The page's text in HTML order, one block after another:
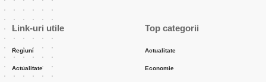
Link-uri utile
Regiuni
Actualitate
Top categorii
Actualitate
Economie